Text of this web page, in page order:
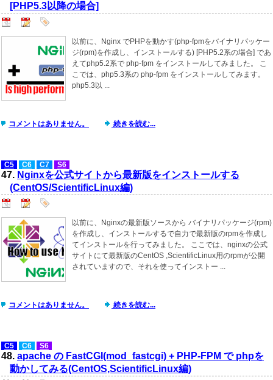
[PHP5.3以降の場合]
以前に、Nginx でPHPを動かす(php-fpmをバイナリパッケー
ジ(rpm)を作成し、インストールする) [PHP5.2系の場合] であ
えてphp5.2系で php-fpm をインストールしてみました。 こ
こでは、php5.3系の php-fpm をインストールしてみます。
php5.3以 ...
コメントはありません。 続きを読む...
C5 C6 C7 S6
47. Nginxを公式サイトから最新版をインストールする
(CentOS/ScientificLinux編)
以前に、Nginxの最新版ソースから バイナリパッケージ(rpm)
を作成し、インストールするで自力で最新版のrpmを作成し
てインストールを行ってみました。 ここでは、nginxの公式
サイトにて最新版のCentOS ,ScientificLinux用のrpmが公開
されていますので、それを使ってインストー ...
コメントはありません。 続きを読む...
C5 C6 S6
48. apache の FastCGI(mod_fastcgi) + PHP-FPM で phpを
動かしてみる(CentOS,ScientificLinux編)